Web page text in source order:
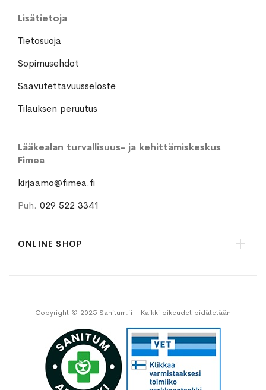
Lisätietoja
Tietosuoja
Sopimusehdot
Saavutettavuusseloste
Tilauksen peruutus
Lääkealan turvallisuus- ja kehittämiskeskus
Fimea
kirjaamo@fimea.fi
Puh. 029 522 3341
ONLINE SHOP
Copyright © 2025 Sanitum.fi - Kaikki oikeudet pidätetään